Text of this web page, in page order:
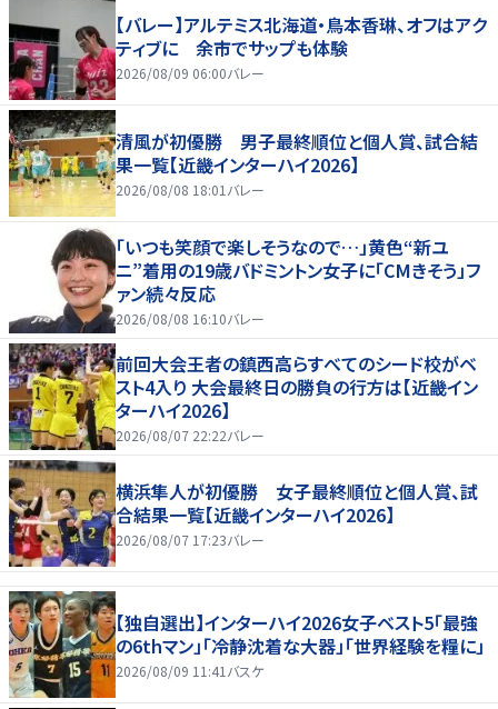
【バレー】アルテミス北海道・鳥本香琳、オフはアク
ティブに 余市でサップも体験
2026/08/09 06:00バレー
清風が初優勝 男子最終順位と個人賞、試合結
果一覧【近畿インターハイ2026】
2026/08/08 18:01 バレー
「いつも笑顔で楽しそうなので…」黄色“新ユ
ニ”着用の19歳バドミントン女子に「CMきそう」フ
ァン続々反応
2026/08/08 16:10バレー
前回大会王者の鎮西高らすべてのシード校がベ
スト4入り 大会最終日の勝負の行方は【近畿イン
ターハイ2026】
2026/08/07 22:22バレー
横浜隼人が初優勝 女子最終順位と個人賞、試
合結果一覧【近畿インターハイ2026】
2026/08/07 17:23バレー
【独自選出】インターハイ2026女子ベスト5「最強
の6thマン」「冷静沈着な大器」「世界経験を糧に」
2026/08/09 11:41 バスケ